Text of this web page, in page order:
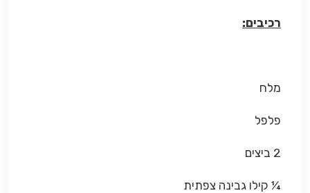
רכיבים:
מלח
פלפל
2 ביצים
¼ קילו גבינה צפתית